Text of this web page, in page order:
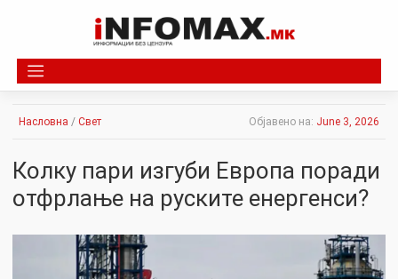
Насловна / Свет Објавено на: June 3, 2026
Колку пари изгуби Европа поради
отфрлање на руските енергенси?